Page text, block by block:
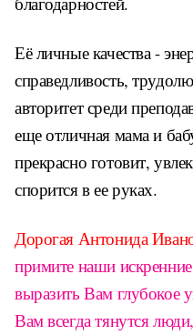
Её личные качества -
справедливость,
авторитет среди
еще отличная мама и
прекрасно готовит,
спорится в ее руках.
Дорогая Антонида
примите наши
выразить Вам глубокое
Вам всегда тянутся